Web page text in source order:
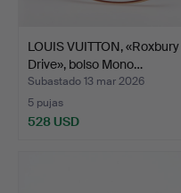
LOUIS VUITTON, «Roxbury
Drive», bolso Mono…
Subastado 13 mar 2026
5 pujas
528 USD